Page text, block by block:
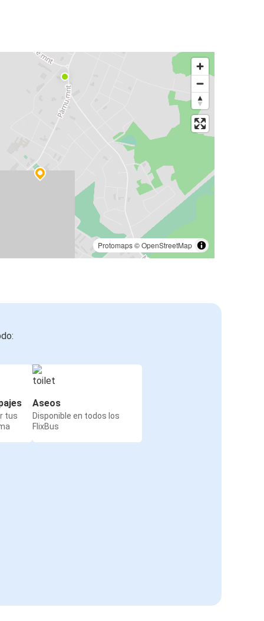
Protomaps©OpenStreetMap
tus
Aseos
Disponible en todos los
FlixBus